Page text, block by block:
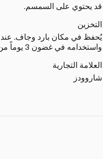
قد يحتوي على السمسم.
التخزين
يُحفظ في مكان بارد وجاف.
واستخدامه في غضون 3 يوماً من الفتح.
العلامة التجارية
شاروودز